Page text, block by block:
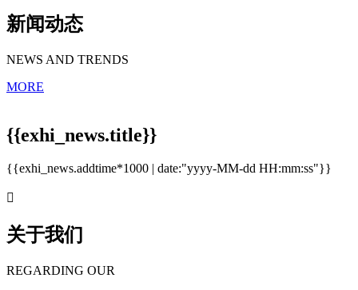
新闻动态
NEWS AND TRENDS
MORE
{{exhi_news.title}}
{{exhi_news.addtime*1000 | date:"yyyy-MM-dd HH:mm:ss"}}

关于我们
REGARDING OUR